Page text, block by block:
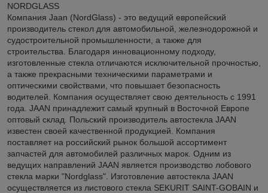
NORDGLASS
Компания Jaan (NordGlass) - это ведущий европейский
производитель стекол для автомобильной, железнодорожной и
судостроительной промышленности, а также для
строительства. Благодаря инновационному подходу,
изготовленные стекла отличаются исключительной прочностью,
а также прекрасными техническими параметрами и
оптическими свойствами, что повышает безопасность
водителей. Компания осуществляет свою деятельность с 1991
года. JAAN принадлежит самый крупный в Восточной Европе
оптовый склад. Польский производитель автостекла JAAN
известен своей качественной продукцией. Компания
поставляет на российский рынок большой ассортимент
запчастей для автомобилей различных марок. Одним из
ведущих направлений JAAN является производство лобового
стекла марки "Nordglass". Изготовление автостекла JAAN
осуществляется из листового стекла SEKURIT SAINT-GOBAIN и